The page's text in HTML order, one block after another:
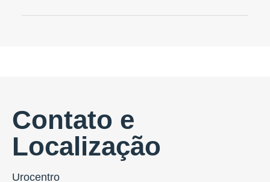
Contato e
Localização
Urocentro